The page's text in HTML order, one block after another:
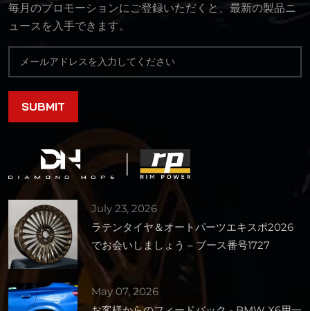
毎月のプロモーションにご登録いただくと、最新の製品ニ
ュースを入手できます。
July 23, 2026
ラテンタイヤ＆オートパーツエキスポ2026
でお会いしましょう – ブース番号1727
May 07, 2026